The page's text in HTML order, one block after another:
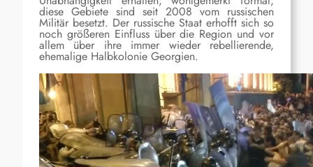
diese Gebiete sind seit 2008 vom russischen
Militär besetzt. Der russische Staat erhofft sich so
noch größeren Einfluss über die Region und vor
allem über ihre immer wieder rebellierende,
ehemalige Halbkolonie Georgien.